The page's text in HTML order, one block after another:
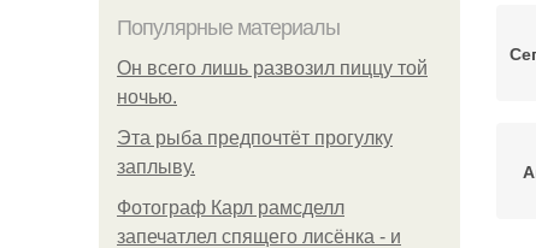
Популярные материалы
Он всего лишь развозил пиццу той
ночью.
Эта рыба предпочтёт прогулку
заплыву.
Фотограф Карл рамсделл
запечатлел спящего лисёнка - и